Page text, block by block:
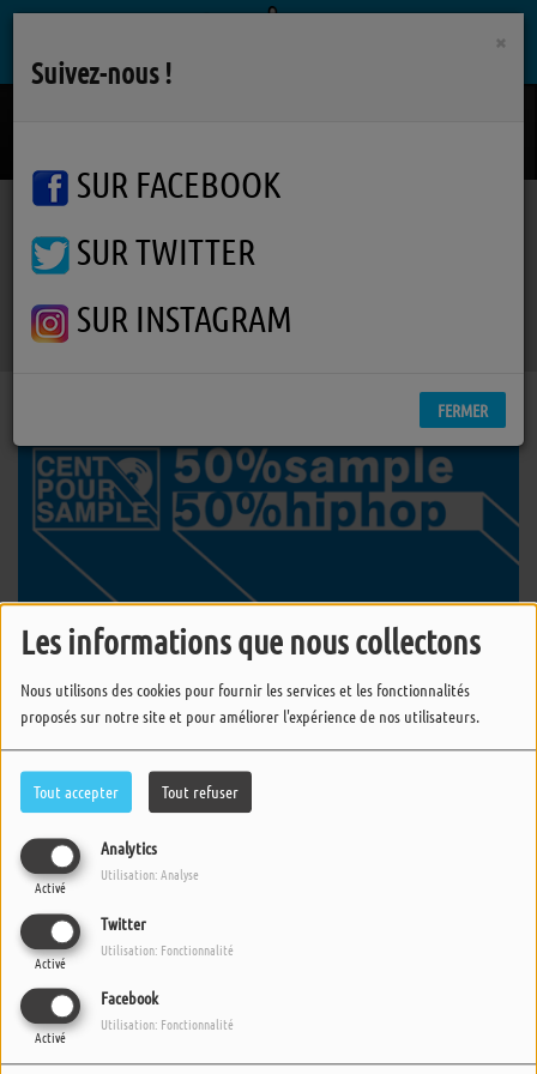
Les informations que nous collectons
Nous utilisons des cookies pour fournir les services et les fonctionnalités
proposés sur notre site et pour améliorer l'expérience de nos utilisateurs.
Tout accepter Tout refuser
Analytics
Activé
Utilisation: Analyse
Twitter
Activé
Utilisation: Fonctionnalité
Facebook
Activé
Utilisation: Fonctionnalité
Podcasts Cent Pour Sample
Cent Pour Sample
ÉCOUTER LE PODCAST TÉLÉCHARGER LE PODCAST
throw it all over
frank der kloot - you got me doing thing
so fresh
the temprees - dedicated to the one i love
statik selektah - the coast
the whatnauts - friends by day
×
Suivez-nous !
SUR FACEBOOK
SUR TWITTER
SUR INSTAGRAM
FERMER